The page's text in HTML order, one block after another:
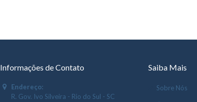
Informações de Contato
Endereço:
R. Gov. Ivo Silveira - Rio do Sul - SC
Saiba Mais
Sobre Nós